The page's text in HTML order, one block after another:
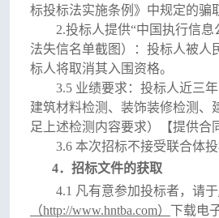
标投标法实施条例》中规定的骗
2.投标人提供“中国执行信息
法失信名单截图 ）：投标人被人
标人将取消其入围资格。
3.5 业绩要求：投标人近三
建筑材料检测、装饰装修检测、
足上述检测内容要求）【提供
3.6 本次招标不接受联合体
4．招标文件的获取
4.1 凡有意参加投标者，请于
（http://www.hntba.com） 下载电